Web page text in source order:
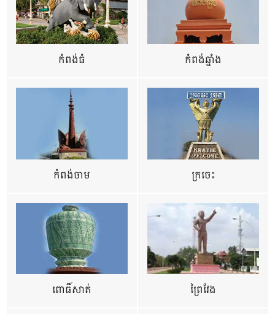
កំពង់ធំ កំពង់ឆ្នាំង
កំពង់ចាម ក្រចេះ
ពោធិ៍សាត់ ព្រៃវែង